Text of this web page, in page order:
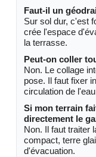
Faut-il un
Sur sol dur, c'est
crée l'espace
la terrasse.
Peut-on coller
Non. Le collage
pose. Il faut fixer
circulation de
Si mon terrain
directement le
Non. Il faut traiter
compact, terre
d'évacuation.